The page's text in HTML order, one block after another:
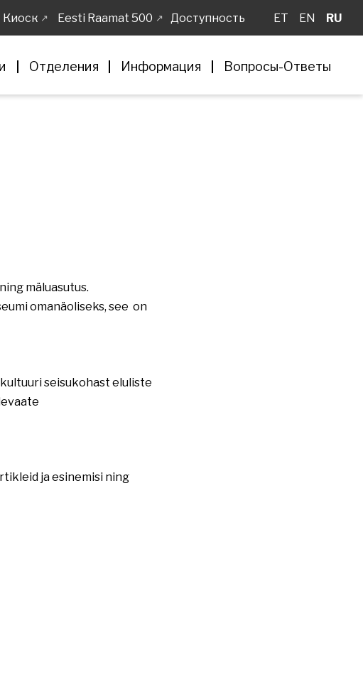
Киоск Eesti Raamat 500 Доступность ET EN RU
Отделения Информация Вопросы-Ответы
mäluasutus.
omanäoliseks, see on
seisukohast eluliste
ja esinemisi ning